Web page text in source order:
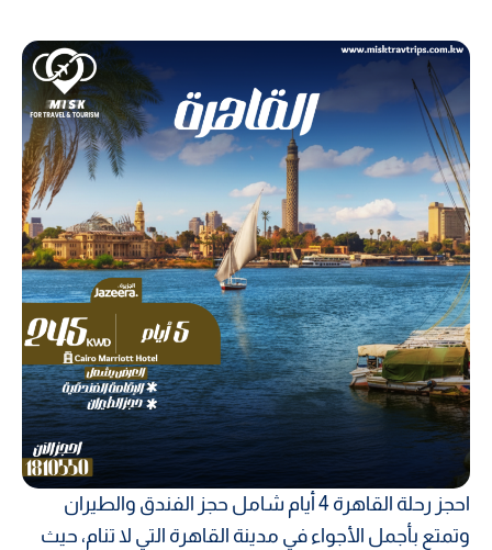
احجز رحلة القاهرة 4 أيام شامل حجز الفندق والطيران
وتمتع بأجمل الأجواء في مدينة القاهرة التي لا تنام، حيث